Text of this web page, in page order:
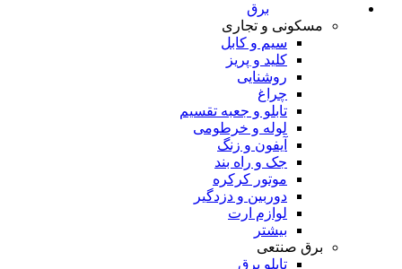
برق
مسکونی و تجاری
سیم و کابل
کلید و پریز
روشنایی
چراغ
تابلو و جعبه تقسیم
لوله و خرطومی
آیفون و زنگ
جک و راه بند
موتور کرکره
دوربین و دزدگیر
لوازم ارت
بیشتر
برق صنتعی
تابلو برق